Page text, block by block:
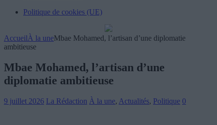
Politique de cookies (UE)
AccueilÀ la uneMbae Mohamed, l’artisan d’une diplomatie
ambitieuse
Mbae Mohamed, l’artisan d’une
diplomatie ambitieuse
9 juillet 2026 La Rédaction À la une, Actualités, Politique 0